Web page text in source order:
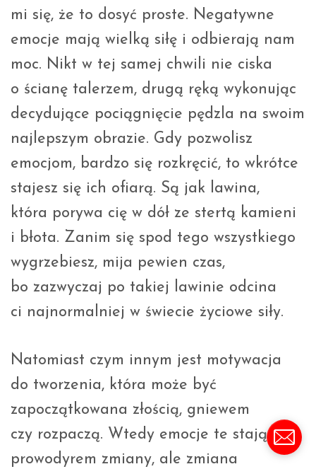
mi się, że to dosyć proste. Negatywne
emocje mają wielką siłę i odbierają nam
moc. Nikt w tej samej chwili nie ciska
o ścianę talerzem, drugą ręką wykonując
decydujące pociągnięcie pędzla na swoim
najlepszym obrazie. Gdy pozwolisz
emocjom, bardzo się rozkręcić, to wkrótce
stajesz się ich ofiarą. Są jak lawina,
która porywa cię w dół ze stertą kamieni
i błota. Zanim się spod tego wszystkiego
wygrzebiesz, mija pewien czas,
bo zazwyczaj po takiej lawinie odcina
ci najnormalniej w świecie życiowe siły.
Natomiast czym innym jest motywacja
do tworzenia, która może być
zapoczątkowana złością, gniewem
czy rozpaczą. Wtedy emocje te stają się
prowodyrem zmiany, ale zmiana